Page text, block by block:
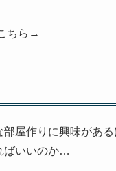
ちら→
部屋作りに興味があ
ばいいのか…